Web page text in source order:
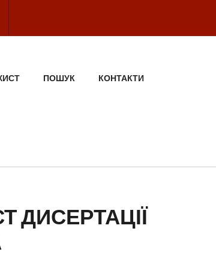
ПОШУК КОНТАКТИ
ДИСЕРТАЦІЇ